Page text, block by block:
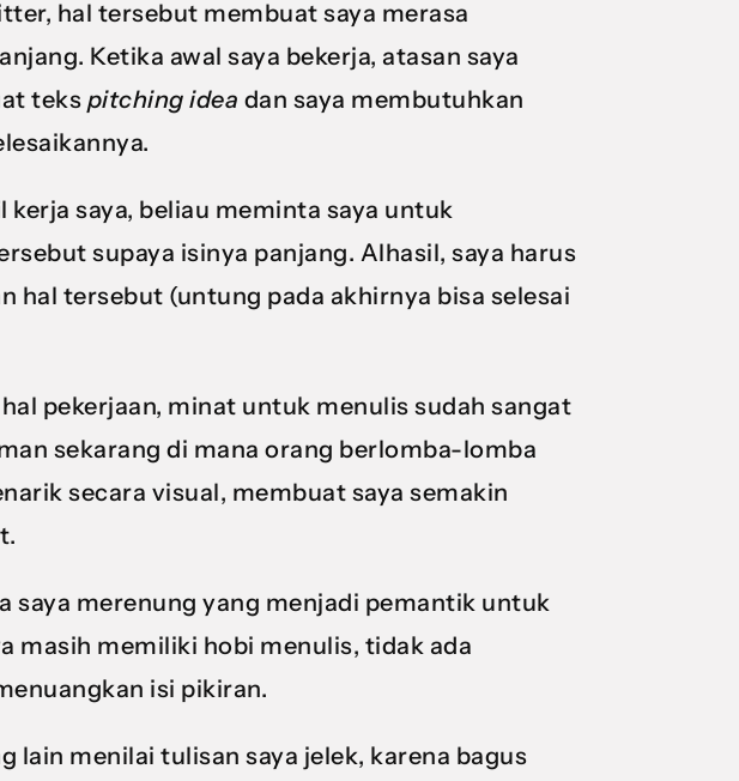
hal tersebut membuat saya merasa
Ketika awal saya bekerja, atasan saya
teks pitching idea dan saya membutuhkan
saya, beliau meminta saya untuk
supaya isinya panjang. Alhasil, saya harus
hal tersebut (untung pada akhirnya bisa selesai
pekerjaan, minat untuk menulis sudah sangat
sekarang di mana orang berlomba-lomba
secara visual, membuat saya semakin
saya merenung yang menjadi pemantik untuk
masih memiliki hobi menulis, tidak ada
isi pikiran.
lain menilai tulisan saya jelek, karena bagus